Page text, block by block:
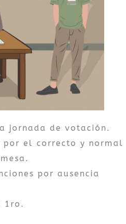
jornada de votación.
por el correcto y normal
por ausencia
1ro.